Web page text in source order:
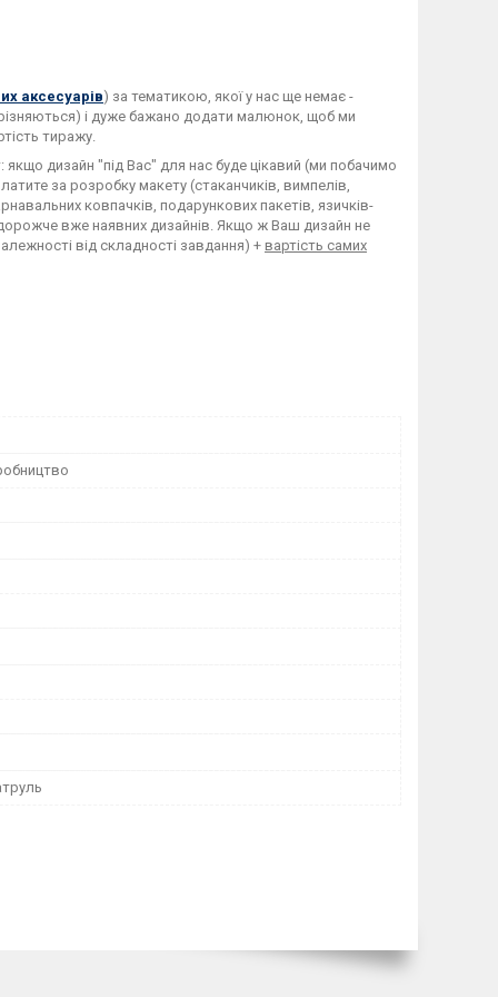
аксесуарів) за тематикою, якої у нас ще немає -
і дуже бажано додати малюнок, щоб ми
тиражу.
дизайн "під Вас" для нас буде цікавий (ми побачимо
за розробку макету (стаканчиків, вимпелів,
ковпачків, подарункових пакетів, язичків-
вже наявних дизайнів. Якщо ж Ваш дизайн не
від складності завдання) + вартість самих